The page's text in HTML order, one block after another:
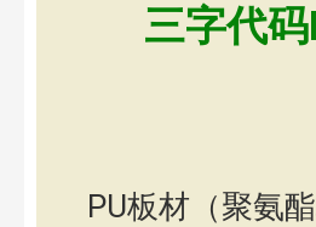
三字代
PU板材（聚氨